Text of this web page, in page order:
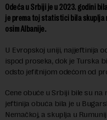
Odeća u Srbiji je u 2023. godini
je prema toj statistici bila skuplja
osim Albanije.
U Evropskoj uniji, najjeftinija
ispod proseka, dok je Turska
odsto jefitnijom odećom od
Cene obuće u Srbiji bile su na
jeftinija obuća bila je u
Nemačkoj, a skuplja u